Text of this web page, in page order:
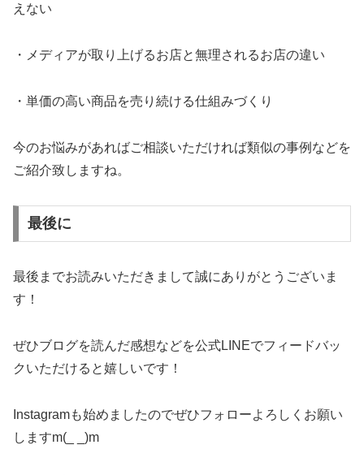
えない
・メディアが取り上げるお店と無理されるお店の違い
・単価の高い商品を売り続ける仕組みづくり
今のお悩みがあればご相談いただければ類似の事例などを
ご紹介致しますね。
最後に
最後までお読みいただきまして誠にありがとうございま
す！
ぜひブログを読んだ感想などを公式LINEでフィードバッ
クいただけると嬉しいです！
Instagramも始めましたのでぜひフォローよろしくお願い
しますm(_ _)m